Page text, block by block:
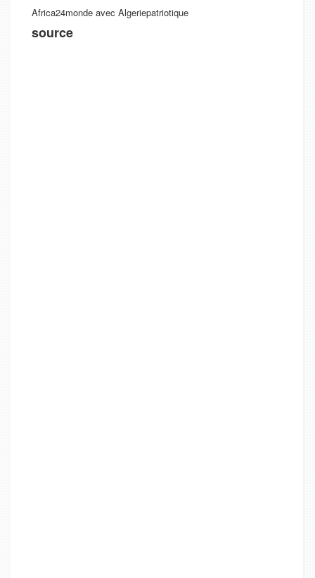
Africa24monde avec Algeriepatriotique
source